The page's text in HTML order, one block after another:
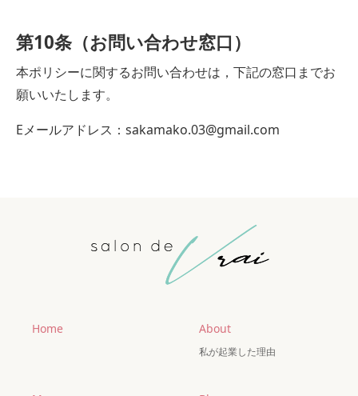
第10条（お問い合わせ窓口）
本ポリシーに関するお問い合わせは，下記の窓口までお
願いいたします。
Eメールアドレス：sakamako.03@gmail.com
Home About
私が起業した理由